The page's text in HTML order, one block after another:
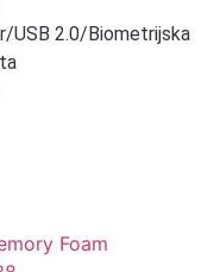
USB 2.0/Biometrijska